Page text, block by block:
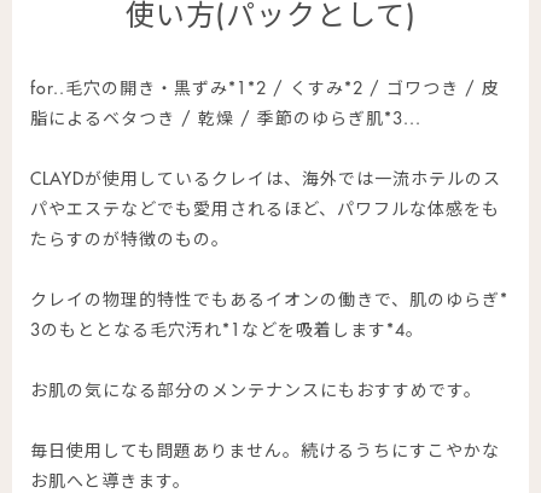
使い方(パックとして)
for..毛穴の開き・黒ずみ*1*2 / くすみ*2 / ゴワつき / 皮
脂によるベタつき / 乾燥 / 季節のゆらぎ肌*3...
CLAYDが使用しているクレイは、海外では一流ホテルのス
パやエステなどでも愛用されるほど、パワフルな体感をも
たらすのが特徴のもの。
クレイの物理的特性でもあるイオンの働きで、肌のゆらぎ*
3のもととなる毛穴汚れ*1などを吸着します*4。
お肌の気になる部分のメンテナンスにもおすすめです。
毎日使用しても問題ありません。続けるうちにすこやかな
お肌へと導きます。